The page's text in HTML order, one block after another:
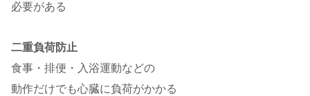
必要がある
二重負荷防止
食事・排便・入浴運動などの
動作だけでも心臓に負荷がかかる